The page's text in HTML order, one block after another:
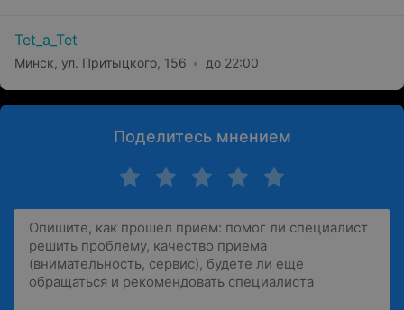
Tet_a_Tet
Минск, ул. Притыцкого, 156 до 22:00
Поделитесь мнением